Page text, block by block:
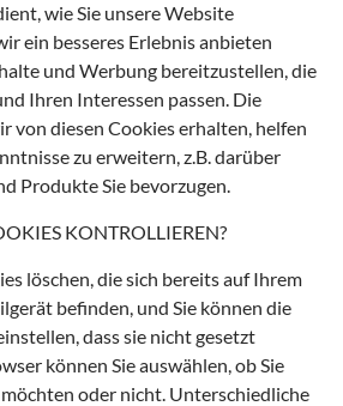
wie Sie unsere Website
ein besseres Erlebnis anbieten
und Werbung bereitzustellen, die
Ihren Interessen passen. Die
von diesen Cookies erhalten, helfen
zu erweitern, z.B. darüber
Produkte Sie bevorzugen.
KONTROLLIEREN?
löschen, die sich bereits auf Ihrem
befinden, und Sie können die
dass sie nicht gesetzt
können Sie auswählen, ob Sie
oder nicht. Unterschiedliche